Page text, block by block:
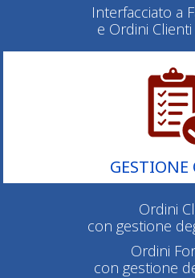
Interfacciato a
e Ordini
Ordini
con gestione
Ordini
con gestione